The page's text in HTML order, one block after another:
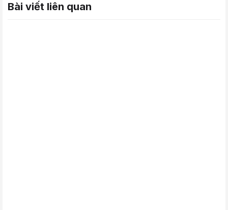
Bài viết liên quan